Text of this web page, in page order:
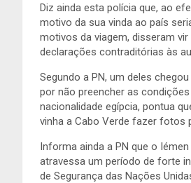
Diz ainda esta polícia que, ao
motivo da sua vinda ao país
motivos da viagem, disseram
declarações contraditórias às
Segundo a PN, um deles
por não preencher as
nacionalidade egípcia, pontua
vinha a Cabo Verde fazer fotos
Informa ainda a PN que o
atravessa um período de forte
de Segurança das Nações